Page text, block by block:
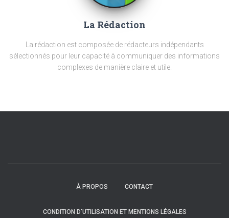
La Rédaction
La rédaction est composée de rédacteurs indépendants
sélectionnés pour leur capacité à communiquer des informations
complexes de manière claire et utile.
À PROPOS CONTACT
CONDITION D’UTILISATION ET MENTIONS LÉGALES